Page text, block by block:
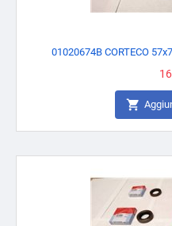
01020674B CORTECO
